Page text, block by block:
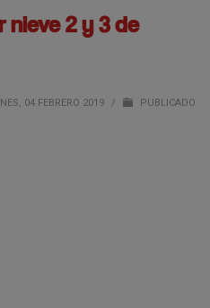
2 y 3 de
04 FEBRERO 2019 /
PUBLICADO